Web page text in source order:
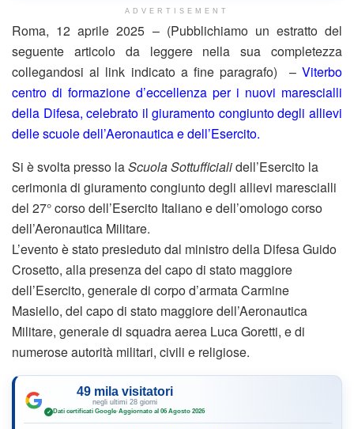
ADVERTISEMENT
Roma, 12 aprile 2025 – (Pubblichiamo un estratto del
seguente articolo da leggere nella sua completezza
collegandosi al link indicato a fine paragrafo) – Viterbo
centro di formazione d’eccellenza per i nuovi marescialli
della Difesa, celebrato il giuramento congiunto degli allievi
delle scuole dell’Aeronautica e dell’Esercito.
Si è svolta presso laScuola Sottufficialidell’Esercito la
cerimonia di giuramento congiunto degli allievi marescialli
del 27° corso dell’Esercito Italiano e dell’omologo corso
dell’Aeronautica Militare.​
L’evento è stato presieduto dal ministro della Difesa Guido
Crosetto, alla presenza del capo di stato maggiore
dell’Esercito, generale di corpo d’armata Carmine
Masiello, del capo di stato maggiore dell’Aeronautica
Militare, generale di squadra aerea Luca Goretti, e di
numerose autorità militari, civili e religiose.​
49 mila visitatori
negli ultimi 28 giorni
✓ Dati certificati Google·Aggiornato al 06 Agosto 2026